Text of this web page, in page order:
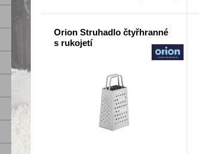
Orion Struhadlo čtyřhranné
s rukojetí